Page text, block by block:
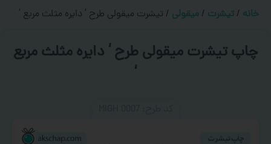
خانه / تیشرت / میقولی / تیشرت میقولی طرح ‘ دایره مثلث مربع ‘
چاپ تیشرت میقولی طرح ‘ دایره مثلث مربع
‘